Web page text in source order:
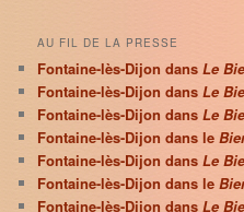
AU FIL DE LA PRESSE
Fontaine-lès-Dijon dansLe
Fontaine-lès-Dijon dansLe
Fontaine-lès-Dijon dansLe
Fontaine-lès-Dijon dans le
Fontaine-lès-Dijon dansLe
Fontaine-lès-Dijon dans le
Fontaine-lès-Dijon dansLe